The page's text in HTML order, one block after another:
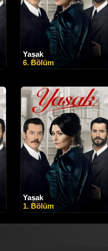
Yasak
6. Bölüm
Yasak
1. Bölüm